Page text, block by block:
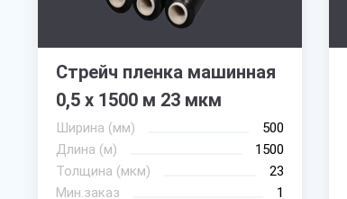
Стрейч пленка машинная
0,5 х 1500 м 23 мкм
Ширина (мм)
500
Длина (м)
1500
Толщина (мкм)
23
Мин.заказ
1